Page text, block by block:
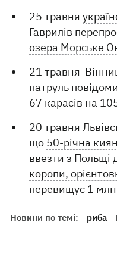
25 травня
Гаврилів
озера Морське
21 травня
патруль
67 карасів на
20 травня
що 50-річна
ввезти з Польщі
коропи,
перевищує 1
Новини по темі: риба